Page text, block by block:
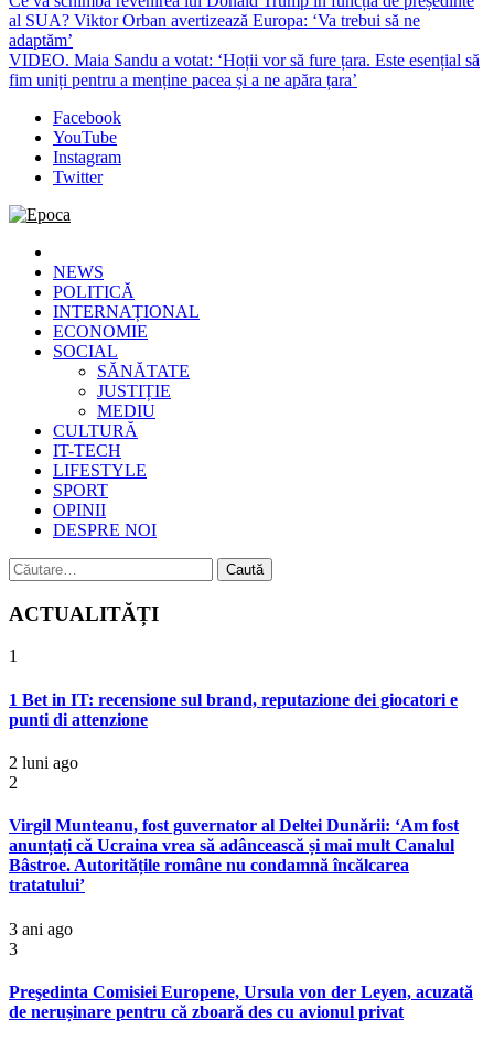
al SUA? Viktor Orban avertizează Europa: ‘Va trebui să ne
adaptăm’
VIDEO. Maia Sandu a votat: ‘Hoții vor să fure țara. Este esențial să
fim uniți pentru a menține pacea și a ne apăra țara’
Facebook
YouTube
Instagram
Twitter
Epoca
Cele mai noi știri online din România
NEWS
POLITICĂ
INTERNAȚIONAL
ECONOMIE
SOCIAL
SĂNĂTATE
JUSTIȚIE
MEDIU
CULTURĂ
IT-TECH
LIFESTYLE
SPORT
OPINII
DESPRE NOI
Caută
după:
ACTUALITĂȚI
1
1 Bet in IT: recensione sul brand, reputazione dei giocatori e
punti di attenzione
2 luni ago
2
Virgil Munteanu, fost guvernator al Deltei Dunării: ‘Am fost
anunțați că Ucraina vrea să adâncească și mai mult Canalul
Bâstroe. Autoritățile române nu condamnă încălcarea
tratatului’
3 ani ago
3
Preşedinta Comisiei Europene, Ursula von der Leyen, acuzată
de nerușinare pentru că zboară des cu avionul privat